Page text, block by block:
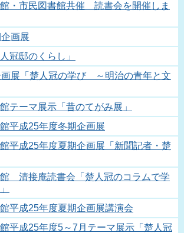
・市民図書館共催 読書会を開催しま
画展
冠邸のくらし」
展「楚人冠の学び ～明治の青年と文
テーマ展示「昔のてがみ展」
平成25年度冬期企画展
平成25年度夏期企画展「新聞記者・楚
清接庵読書会「楚人冠のコラムで学
平成25年度夏期企画展講演会
平成25年度5～7月テーマ展示「楚人冠